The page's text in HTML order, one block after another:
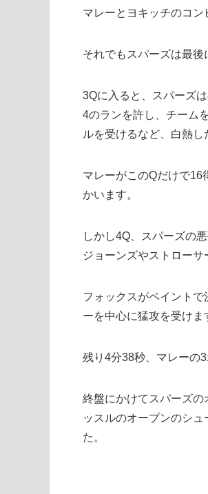
マレーとヨキッチのコン
それでもスパーズは最後
3Qに入ると、スパーズ
4のランを許し、チーム
ルを受けるなど、白熱し
マレーがこのQだけで16
かいます。
しかし4Q、スパーズの
ジョーンズやストロー
フォックスがペイント
ーを中心に猛攻を受けま
残り4分38秒、マレーの
終盤にかけてスパーズ
ッスルのオープンのシ
た。